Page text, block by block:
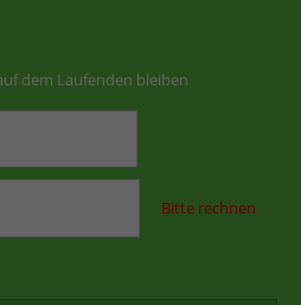
dem Laufenden bleiben
Bitte rechnen